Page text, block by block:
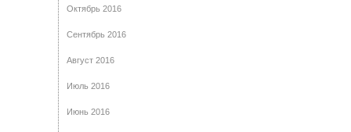
Октябрь 2016
Сентябрь 2016
Август 2016
Июль 2016
Июнь 2016